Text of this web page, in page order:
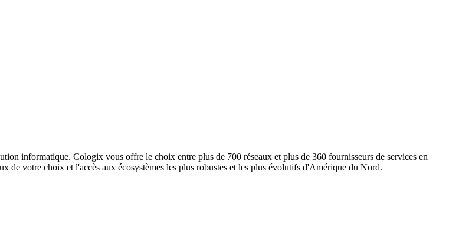
informatique. Cologix vous offre le choix entre plus de 700 réseaux et plus de 360 fournisseurs de services en
de votre choix et l'accès aux écosystèmes les plus robustes et les plus évolutifs d'Amérique du Nord.